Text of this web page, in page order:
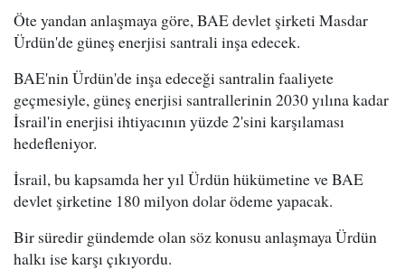
Öte yandan anlaşmaya göre, BAE devlet şirketi Masdar
Ürdün'de güneş enerjisi santrali inşa edecek.
BAE'nin Ürdün'de inşa edeceği santralin faaliyete
geçmesiyle, güneş enerjisi santrallerinin 2030 yılına kadar
İsrail'in enerjisi ihtiyacının yüzde 2'sini karşılaması
hedefleniyor.
İsrail, bu kapsamda her yıl Ürdün hükümetine ve BAE
devlet şirketine 180 milyon dolar ödeme yapacak.
Bir süredir gündemde olan söz konusu anlaşmaya Ürdün
halkı ise karşı çıkıyordu.